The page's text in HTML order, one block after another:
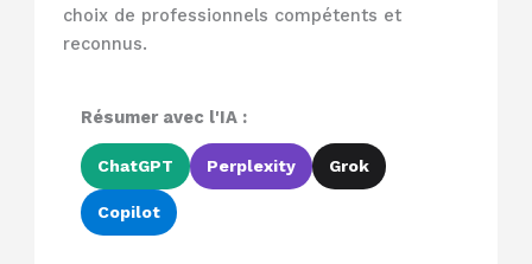
choix de professionnels compétents et
reconnus.
Résumer avec l'IA :
ChatGPT Perplexity Grok
Copilot